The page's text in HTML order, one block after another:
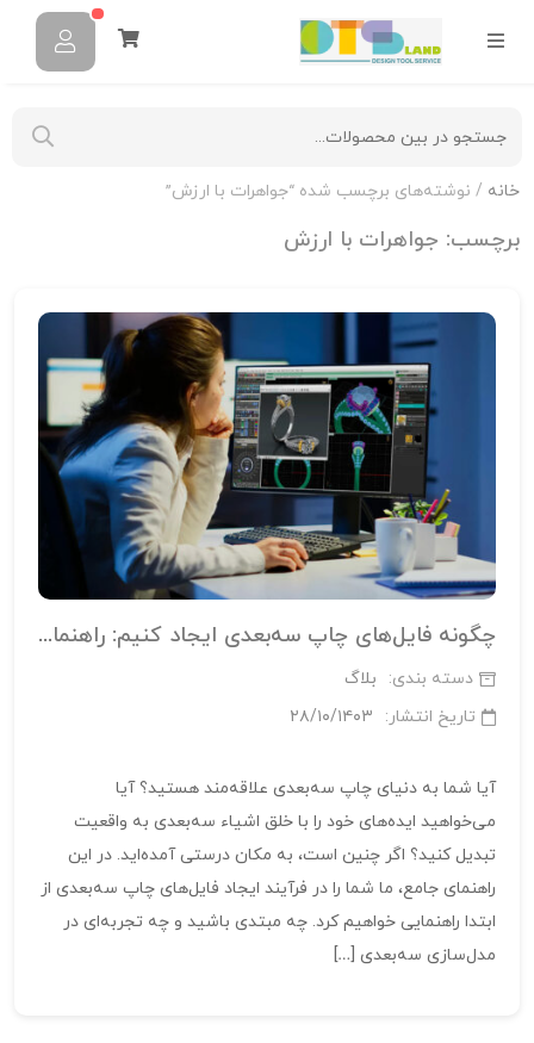
خانه / نوشته‌های برچسب شده “جواهرات با ارزش”
برچسب: جواهرات با ارزش
چگونه فایل‌های چاپ سه‌بعدی ایجاد کنیم: راهنمای مبتدیان
دسته بندی:
بلاگ
تاریخ انتشار:
۲۸/۱۰/۱۴۰۳
آیا شما به دنیای چاپ سه‌بعدی علاقه‌مند هستید؟ آیا
می‌خواهید ایده‌های خود را با خلق اشیاء سه‌بعدی به واقعیت
تبدیل کنید؟ اگر چنین است، به مکان درستی آمده‌اید. در این
راهنمای جامع، ما شما را در فرآیند ایجاد فایل‌های چاپ سه‌بعدی از
ابتدا راهنمایی خواهیم کرد. چه مبتدی باشید و چه تجربه‌ای در
مدل‌سازی سه‌بعدی […]